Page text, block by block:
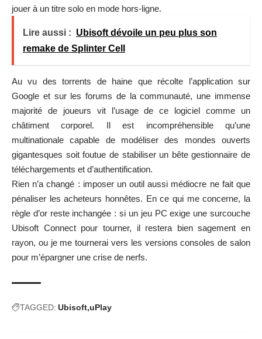
jouer à un titre solo en mode hors-ligne.
Lire aussi : Ubisoft dévoile un peu plus son
remake de Splinter Cell
Au vu des torrents de haine que récolte l’application sur
Google et sur les forums de la communauté, une immense
majorité de joueurs vit l’usage de ce logiciel comme un
châtiment corporel. Il est incompréhensible qu’une
multinationale capable de modéliser des mondes ouverts
gigantesques soit foutue de stabiliser un bête gestionnaire de
téléchargements et d’authentification.
Rien n’a changé : imposer un outil aussi médiocre ne fait que
pénaliser les acheteurs honnêtes. En ce qui me concerne, la
règle d’or reste inchangée : si un jeu PC exige une surcouche
Ubisoft Connect pour tourner, il restera bien sagement en
rayon, ou je me tournerai vers les versions consoles de salon
pour m’épargner une crise de nerfs.
TAGGED: Ubisoft uPlay